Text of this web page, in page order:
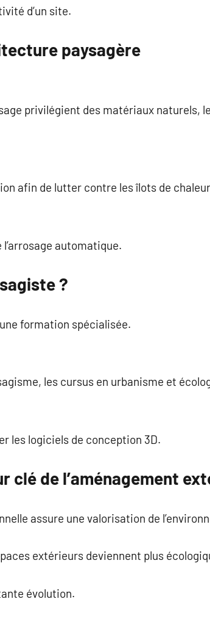
d’un site.
paysagère
privilégient des matériaux naturels,
afin de lutter contre les îlots de
automatique.
?
formation spécialisée.
les cursus en urbanisme et
les logiciels de conception 3D.
clé de l’aménagement
assure une valorisation de
extérieurs deviennent plus
évolution.